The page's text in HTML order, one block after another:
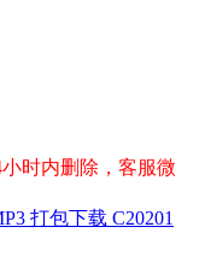
时内删除，客服微
打包下载 C20201